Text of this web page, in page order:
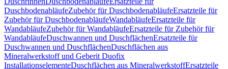
DuschbodenabläufeZubehör für DuschbodenabläufeErsatzteile für
Zubehör für DuschbodenabläufeWandabläufeErsatzteile für
WandabläufeZubehör für WandabläufeErsatzteile für Zubehör für
WandabläufeDuschwannen und DuschflächenErsatzteile für
Duschwannen und DuschflächenDuschflächen aus
Mineralwerkstoff und Geberit Duofix
InstallationselementeDuschflächen aus MineralwerkstoffErsatzteile